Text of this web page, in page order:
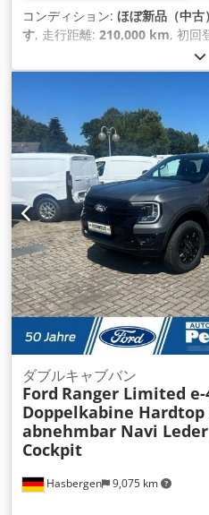
コンディション: ほぼ新品（中古）
す, 走行距離: 210,000 km, 初回
3,500 kg（キ
3,450 mm, 燃料:ディーゼル,
Hasbergen 9,075 km
ダブルキャブバン
Ford Ranger Limited e-
Doppelkabine Hardtop
abnehmbar Navi
Cockpit